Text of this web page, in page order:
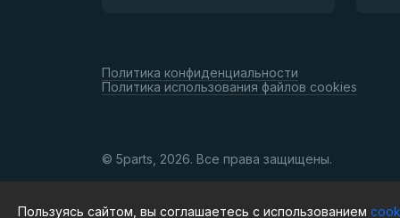
Политика конфиденциальности
Политика использования файлов cookies
© 5parts, 2026. Все права защищены.
Пользуясь сайтом, вы соглашаетесь с использованием